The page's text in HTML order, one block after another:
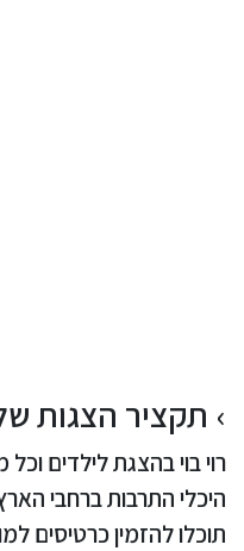
תקציר הצגות של
רוי בוי בהצגת לילדים
היכלי התרבות ברחבי
תוכלו להזמין כרטיסים